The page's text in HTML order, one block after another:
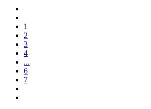
1
2
3
4
...
6
7